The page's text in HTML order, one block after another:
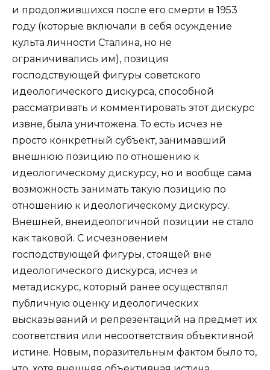
и продолжившихся после его смерти в 1953
году (которые включали в себя осуждение
культа личности Сталина, но не
ограничивались им), позиция
господствующей фигуры советского
идеологического дискурса, способной
рассматривать и комментировать этот дискурс
извне, была уничтожена. То есть исчез не
просто конкретный субъект, занимавший
внешнюю позицию по отношению к
идеологическому дискурсу, но и вообще сама
возможность занимать такую позицию по
отношению к идеологическому дискурсу.
Внешней, внеидеологичной позиции не стало
как таковой. С исчезновением
господствующей фигуры, стоящей вне
идеологического дискурса, исчез и
метадискурс, который ранее осуществлял
публичную оценку идеологических
высказываний и репрезентаций на предмет их
соответствия или несоответствия объективной
истине. Новым, поразительным фактом было то,